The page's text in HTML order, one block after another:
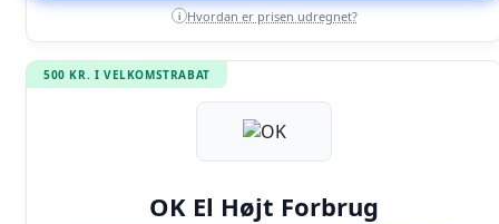
i Hvordan er prisen udregnet?
500 KR. I VELKOMSTRABAT
OK El Højt Forbrug